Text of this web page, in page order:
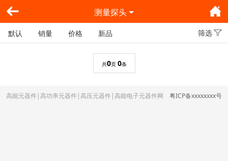
测量探头
默认 销量 价格 新品 筛选
共0页 0条
高能元器件|高功率元器件|高压元器件|高能电子元器件网 粤ICP备xxxxxxxx号